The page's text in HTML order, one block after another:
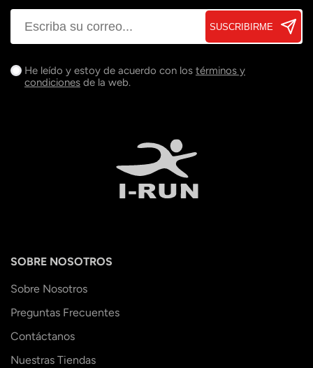
SUSCRIBIRME
He leído y estoy de acuerdo con los términos y
condiciones de la web.
SOBRE NOSOTROS
Sobre Nosotros
Preguntas Frecuentes
Contáctanos
Nuestras Tiendas